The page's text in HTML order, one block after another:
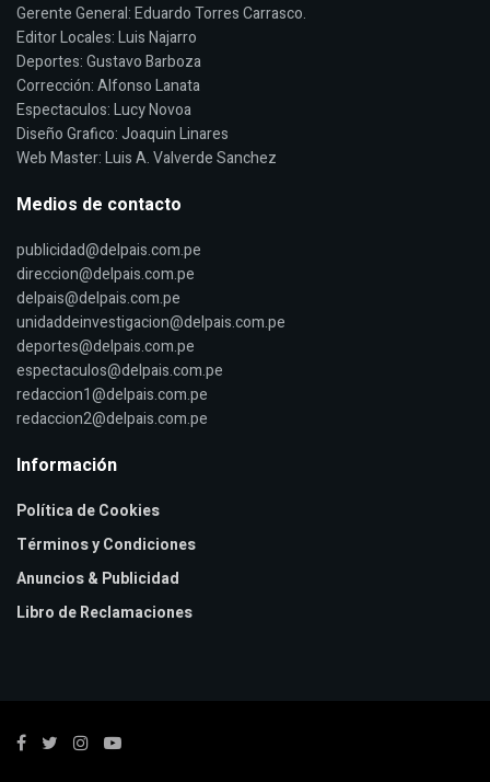
Gerente General: Eduardo Torres Carrasco.
Editor Locales: Luis Najarro
Deportes: Gustavo Barboza
Corrección: Alfonso Lanata
Espectaculos: Lucy Novoa
Diseño Grafico: Joaquin Linares
Web Master: Luis A. Valverde Sanchez
Medios de contacto
publicidad@delpais.com.pe
direccion@delpais.com.pe
delpais@delpais.com.pe
unidaddeinvestigacion@delpais.com.pe
deportes@delpais.com.pe
espectaculos@delpais.com.pe
redaccion1@delpais.com.pe
redaccion2@delpais.com.pe
Información
Política de Cookies
Términos y Condiciones
Anuncios & Publicidad
Libro de Reclamaciones